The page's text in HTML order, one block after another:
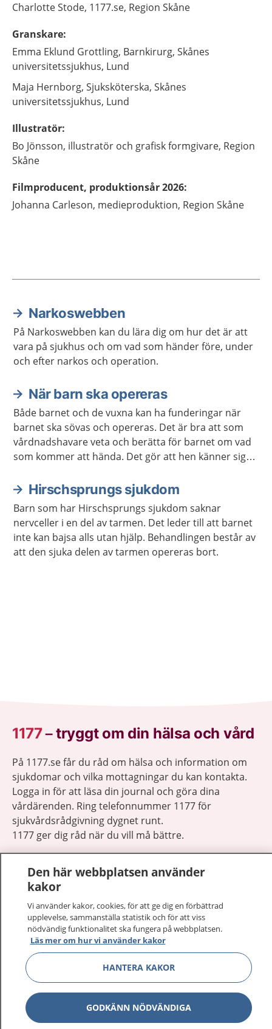
CharlotteStode, 1177.se, Region Skåne
Granskare:
Emma Eklund Grottling, Barnkirurg, Skånes
universitetssjukhus, Lund
Maja Hernborg, Sjuksköterska, Skånes
universitetssjukhus, Lund
Illustratör:
Bo Jönsson, illustratör och grafisk formgivare, Region
Skåne
Filmproducent, produktionsår 2026:
Johanna Carleson, medieproduktion, Region Skåne
Aktuella artiklar
Narkoswebben
På Narkoswebben kan du lära dig om hur det är att
vara på sjukhus och om vad som händer före, under
och efter narkos och operation.
När barn ska opereras
Både barnet och de vuxna kan ha funderingar när
barnet ska sövas och opereras. Det är bra att som
vårdnadshavare veta och berätta för barnet om vad
som kommer att hända. Det gör att hen känner sig
Hirschsprungs sjukdom
Barn som har Hirschsprungs sjukdom saknar
nervceller i en del av tarmen. Det leder till att barnet
inte kan bajsa alls utan hjälp. Behandlingen består av
att den sjuka delen av tarmen opereras bort.
1177–tryggt om din hälsa och vård
På 1177.se får du råd om hälsa och information om
sjukdomar och vilka mottagningar du kan kontakta.
Logga in för att läsa din journal och göra dina
vårdärenden. Ring telefonnummer 1177 för
sjukvårdsrådgivning dygnet runt.
1177 ger dig råd när du vill må bättre.
1177 på flera språk
Kontakt Visa
Behandling av personuppgifter
Den här webbplatsen använder
kakor
Vi använder kakor, cookies, för att ge dig en förbättrad
upplevelse, sammanställa statistik och för att viss
nödvändig funktionalitet ska fungera på webbplatsen.
Läs mer om hur vi använder kakor
HANTERA KAKOR
GODKÄNN NÖDVÄNDIGA